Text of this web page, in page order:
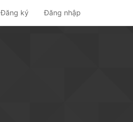
Đăng ký Đăng nhập